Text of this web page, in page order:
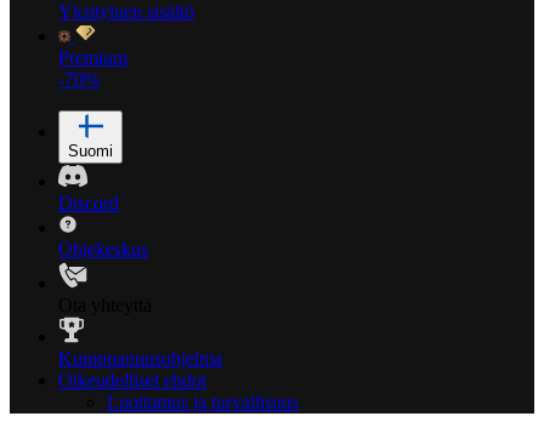
Yksityinen sisältö
Premium
-70%
Suomi
Discord
Ohjekeskus
Kumppanuusohjelma
Oikeudelliset ehdot
Luottamus ja turvallisuus